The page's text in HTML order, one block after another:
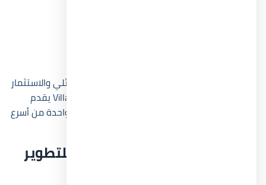
إذا كنت تبحث عن مشروع يجمع بين الاستخدام العائلي والاستثمار
العقاري طويل المدى، فإن Village Zoya North Coast يقدم
مزيجاً متوازناً بين الموقع والسعر والخدمات داخل واحدة من أسرع
نبذة عن شركة لاند مارك صبور للتطوير